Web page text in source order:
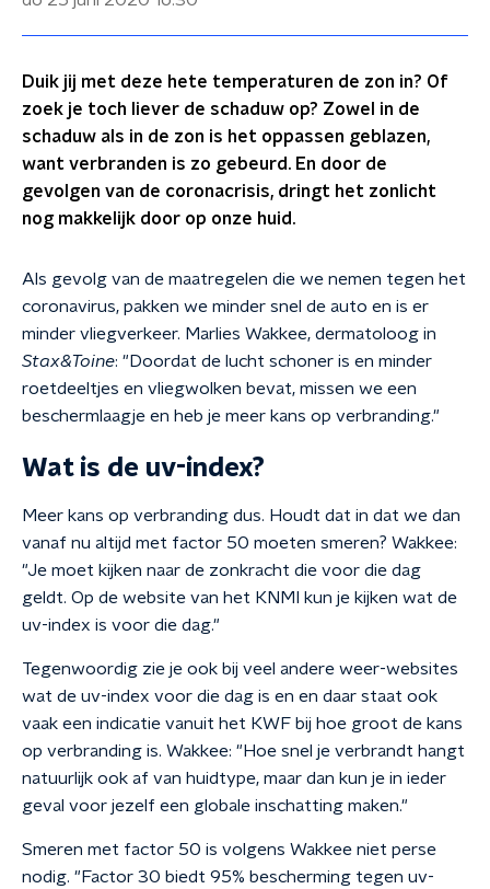
Duik jij met deze hete temperaturen de zon in? Of
zoek je toch liever de schaduw op? Zowel in de
schaduw als in de zon is het oppassen geblazen,
want verbranden is zo gebeurd. En door de
gevolgen van de coronacrisis, dringt het zonlicht
nog makkelijk door op onze huid.
Als gevolg van de maatregelen die we nemen tegen het
coronavirus, pakken we minder snel de auto en is er
minder vliegverkeer. Marlies Wakkee, dermatoloog in
Stax&Toine: "Doordat de lucht schoner is en minder
roetdeeltjes en vliegwolken bevat, missen we een
beschermlaagje en heb je meer kans op verbranding."
Wat is de uv-index?
Meer kans op verbranding dus. Houdt dat in dat we dan
vanaf nu altijd met factor 50 moeten smeren? Wakkee:
"Je moet kijken naar de zonkracht die voor die dag
geldt. Op de website van het KNMI kun je kijken wat de
uv-index is voor die dag."
Tegenwoordig zie je ook bij veel andere weer-websites
wat de uv-index voor die dag is en en daar staat ook
vaak een indicatie vanuit het KWF bij hoe groot de kans
op verbranding is. Wakkee: "Hoe snel je verbrandt hangt
natuurlijk ook af van huidtype, maar dan kun je in ieder
geval voor jezelf een globale inschatting maken."
Smeren met factor 50 is volgens Wakkee niet perse
nodig. "Factor 30 biedt 95% bescherming tegen uv-